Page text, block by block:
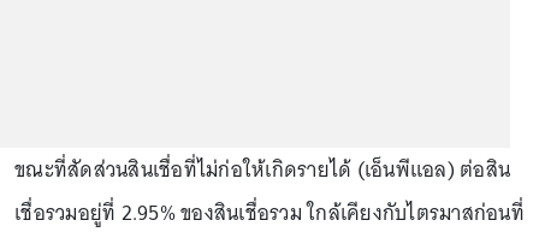
ขณะที่สัดส่วนสินเชื่อที่ไม่ก่อให้เกิดรายได้ (เอ็นพีแอล) ต่อสิน
เชื่อรวมอยู่ที่ 2.95% ของสินเชื่อรวม ใกล้เคียงกับไตรมาสก่อนที่